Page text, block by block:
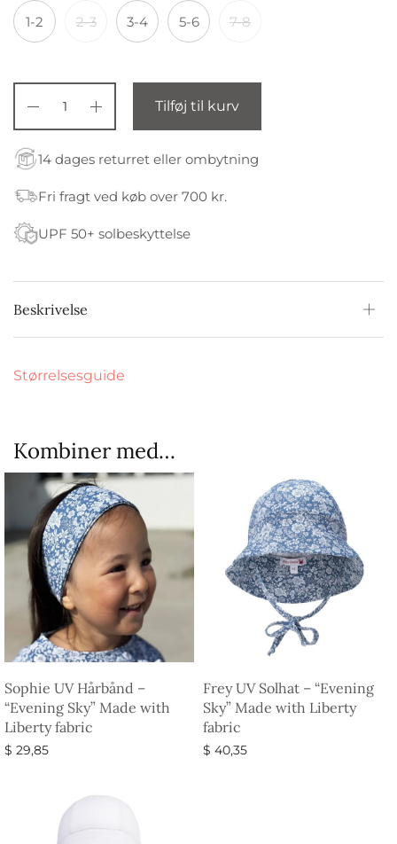
1-2 2-3 3-4 5-6 7-8
Tilføj til kurv
14 dages returret eller ombytning
Fri fragt ved køb over 700 kr.
UPF 50+ solbeskyttelse
Beskrivelse
Størrelsesguide
Kombiner med…
Sophie UV Hårbånd –
“Evening Sky” Made with
Liberty fabric
$ 29,85
Frey UV Solhat – “Evening
Sky” Made with Liberty
fabric
$ 40,35